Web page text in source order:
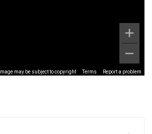
Image may be subject to copyright Terms Report a problem